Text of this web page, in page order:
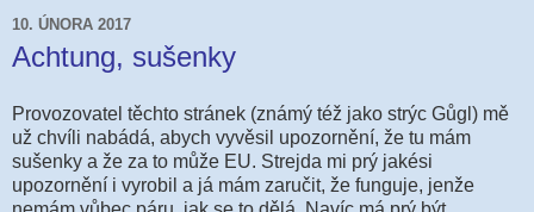
10. ÚNORA 2017
Achtung, sušenky
Provozovatel těchto stránek (známý též jako strýc Gůgl) mě
už chvíli nabádá, abych vyvěsil upozornění, že tu mám
sušenky a že za to může EU. Strejda mi prý jakési
upozornění i vyrobil a já mám zaručit, že funguje, jenže